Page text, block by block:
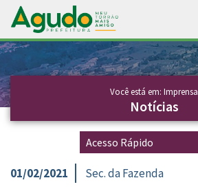
Ir para conteúdo principal
Conteúdo Principal
Você está em: Imprensa
Notícias
01/02/2021 Sec. da Fazenda